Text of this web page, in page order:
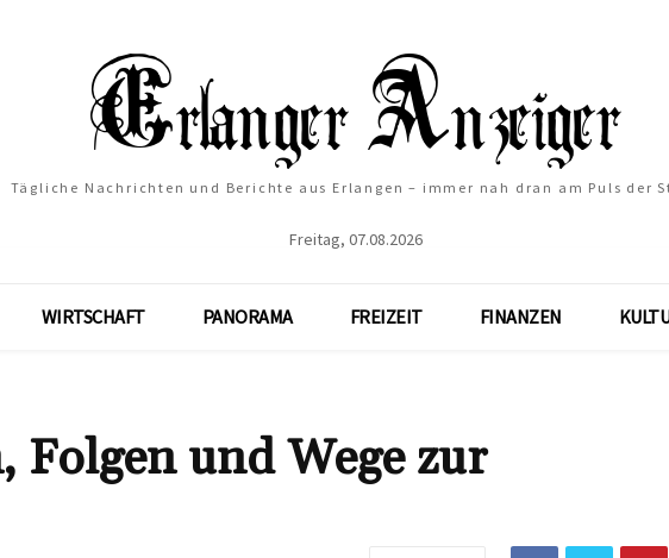
Tägliche Nachrichten und Berichte aus Erlangen – immer nah dran am Puls der
Freitag, 07.08.2026
WIRTSCHAFT PANORAMA FREIZEIT FINANZEN
Folgen und Wege zur